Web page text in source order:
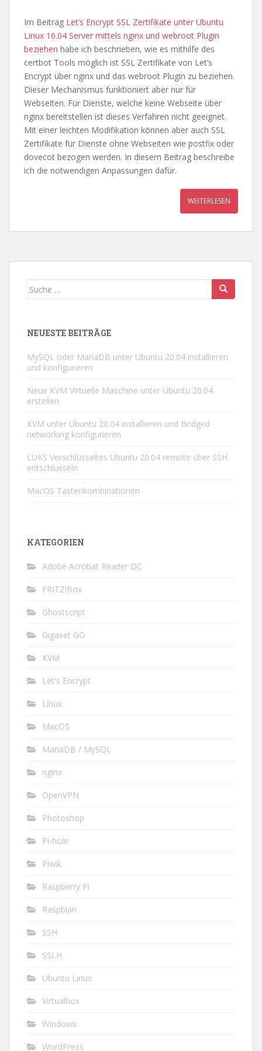
Im Beitrag Let’s Encrypt SSL Zertifikate unter Ubuntu
Linux 16.04 Server mittels nginx und webroot Plugin
beziehen habe ich beschrieben, wie es mithilfe des
certbot Tools möglich ist SSL Zertifikate von Let’s
Encrypt über nginx und das webroot Plugin zu beziehen.
Dieser Mechanismus funktioniert aber nur für
Webseiten. Für Dienste, welche keine Webseite über
nginx bereitstellen ist dieses Verfahren nicht geeignet.
Mit einer leichten Modifikation können aber auch SSL
Zertifikate für Dienste ohne Webseiten wie postfix oder
dovecot bezogen werden. In diesem Beitrag beschreibe
ich die notwendigen Anpassungen dafür.
WEITERLESEN
Suche
NEUESTE BEITRÄGE
MySQL oder MariaDB unter Ubuntu 20.04 installieren
und konfigurieren
Neue KVM Virtuelle Maschine unter Ubuntu 20.04
erstellen
KVM unter Ubuntu 20.04 installieren und Bridged
networking konfigurieren
LUKS Verschlüsseltes Ubuntu 20.04 remote über SSH
entschlüsseln
MacOS Tastenkombinationen
KATEGORIEN
Adobe Acrobat Reader DC
FRITZ!Box
Ghostscript
Gigaset GO
KVM
Let's Encrypt
Linux
MacOS
MariaDB / MySQL
nginx
OpenVPN
Photoshop
Pi-hole
Piwik
Raspberry Pi
Raspbian
SSH
SSLH
Ubuntu Linux
Virtualbox
Windows
WordPress